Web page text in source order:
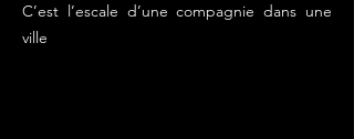
C’est l’escale d’une compagnie dans une
ville ​